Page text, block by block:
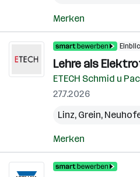
Merken
Lehre als
ETECH Schmid u
27.7.2026
Linz, Grein,
Merken